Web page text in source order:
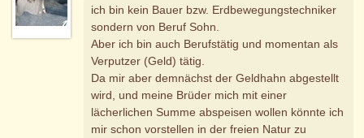
ich bin kein Bauer bzw. Erdbewegungstechniker
sondern von Beruf Sohn.
Aber ich bin auch Berufstätig und momentan als
Verputzer (Geld) tätig.
Da mir aber demnächst der Geldhahn abgestellt
wird, und meine Brüder mich mit einer
lächerlichen Summe abspeisen wollen könnte ich
mir schon vorstellen in der freien Natur zu